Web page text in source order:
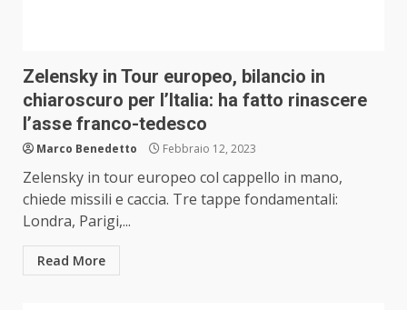
Zelensky in Tour europeo, bilancio in
chiaroscuro per l’Italia: ha fatto rinascere
l’asse franco-tedesco
Marco Benedetto Febbraio 12, 2023
Zelensky in tour europeo col cappello in mano,
chiede missili e caccia. Tre tappe fondamentali:
Londra, Parigi,...
Read More